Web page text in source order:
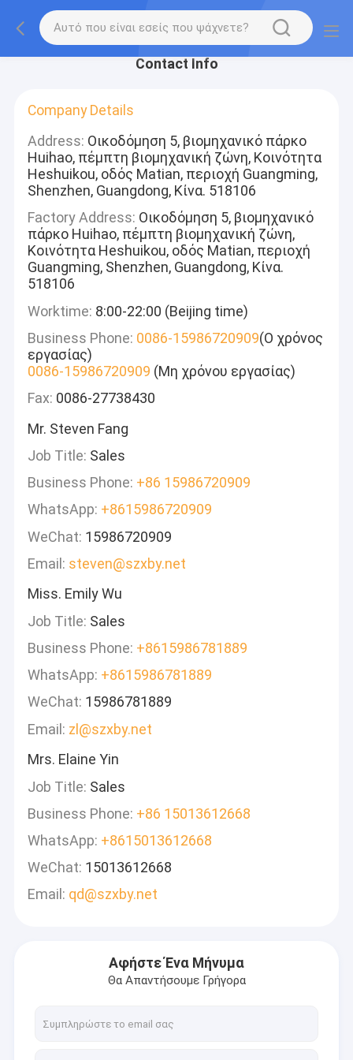
Contact Info
Company Details
Address: Οικοδόμηση 5, βιομηχανικό πάρκο
Huihao, πέμπτη βιομηχανική ζώνη, Κοινότητα
Heshuikou, οδός Matian, περιοχή Guangming,
Shenzhen, Guangdong, Κίνα. 518106
Factory Address: Οικοδόμηση 5, βιομηχανικό
πάρκο Huihao, πέμπτη βιομηχανική ζώνη,
Κοινότητα Heshuikou, οδός Matian, περιοχή
Guangming, Shenzhen, Guangdong, Κίνα.
518106
Worktime: 8:00-22:00 (Beijing time)
Business Phone: 0086-15986720909(Ο χρόνος
εργασίας)
0086-15986720909 (Μη χρόνου εργασίας)
Fax: 0086-27738430
Mr. Steven Fang
Job Title: Sales
Business Phone: +86 15986720909
WhatsApp: +8615986720909
WeChat: 15986720909
Email: steven@szxby.net
Miss. Emily Wu
Job Title: Sales
Business Phone: +8615986781889
WhatsApp: +8615986781889
WeChat: 15986781889
Email: zl@szxby.net
Mrs. Elaine Yin
Job Title: Sales
Business Phone: +86 15013612668
WhatsApp: +8615013612668
WeChat: 15013612668
Email: qd@szxby.net
Αφήστε Ένα Μήνυμα
Θα Απαντήσουμε Γρήγορα